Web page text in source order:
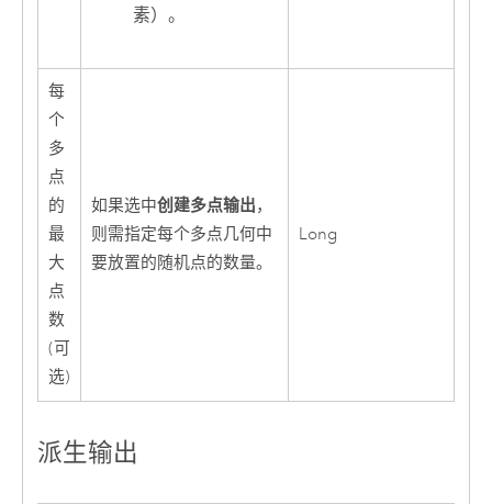
素）。
每
个
多
点
的
最
大
点
数
(可
选)
如果选中创建多点输出，
则需指定每个多点几何中
要放置的随机点的数量。
Long
派生输出